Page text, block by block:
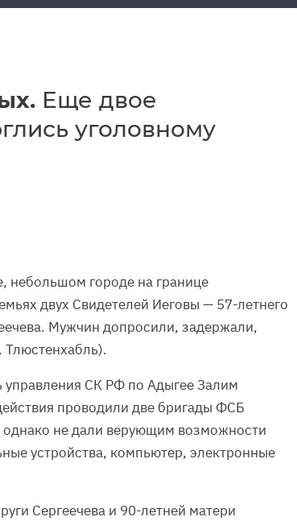
Еще двое
уголовному
небольшом городе на границе
двух Свидетелей Иеговы — 57-летнего
Мужчин допросили, задержали,
управления СК РФ по Адыгее Залим
проводили две бригады ФСБ
не дали верующим возможности
устройства, компьютер, электронные
Сергеечева и 90-летней матери